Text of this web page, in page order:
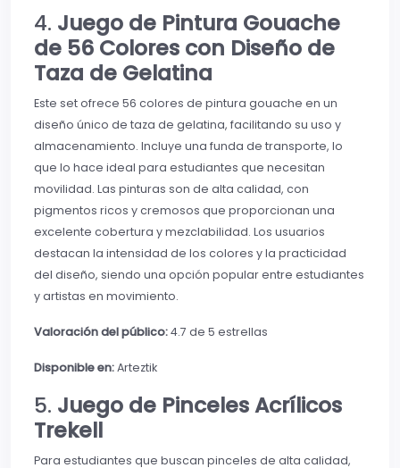
4. Juego de Pintura Gouache
de 56 Colores con Diseño de
Taza de Gelatina
Este set ofrece 56 colores de pintura gouache en un
diseño único de taza de gelatina, facilitando su uso y
almacenamiento. Incluye una funda de transporte, lo
que lo hace ideal para estudiantes que necesitan
movilidad. Las pinturas son de alta calidad, con
pigmentos ricos y cremosos que proporcionan una
excelente cobertura y mezclabilidad. Los usuarios
destacan la intensidad de los colores y la practicidad
del diseño, siendo una opción popular entre estudiantes
y artistas en movimiento.
Valoración del público:4.7 de 5 estrellas
Disponible en:Arteztik
5. Juego de Pinceles Acrílicos
Trekell
Para estudiantes que buscan pinceles de alta calidad,